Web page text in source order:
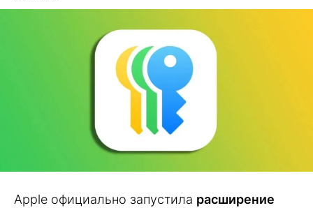
Apple официально запустила расширение